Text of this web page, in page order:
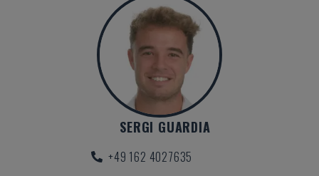
SERGI GUARDIA
+49 162 4027635